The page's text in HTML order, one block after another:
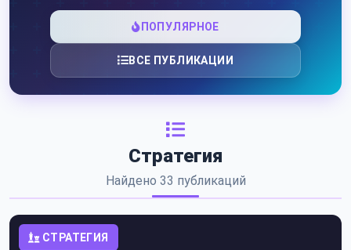
ПОПУЛЯРНОЕ
ВСЕ ПУБЛИКАЦИИ
Стратегия
Найдено 33 публикаций
СТРАТЕГИЯ